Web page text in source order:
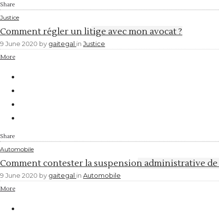
Share
Justice
Comment régler un litige avec mon avocat ?
9 June 2020 by gaitegal in Justice
More
Share
Automobile
Comment contester la suspension administrative
9 June 2020 by gaitegal in Automobile
More